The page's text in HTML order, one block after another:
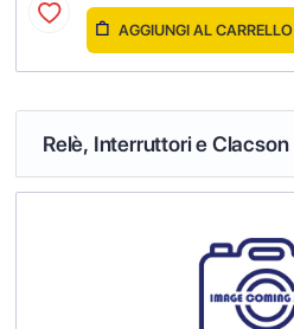
AGGIUNGI AL CARRELLO
Relè, Interruttori e Clacson